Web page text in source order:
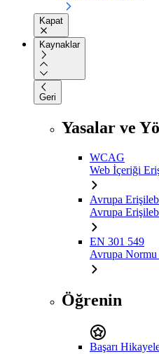
Kapat
Kaynaklar
Geri
Yasalar ve
WCAG
Web İçeriği
Avrupa
Avrupa
EN 301 549
Avrupa Normu
Öğrenin
Başarı